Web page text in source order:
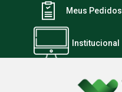
Meus Pedidos
Institucional